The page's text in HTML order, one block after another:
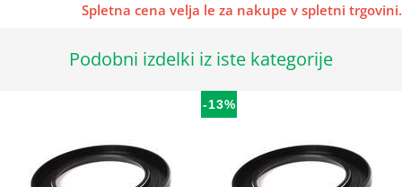
Spletna cena velja le za nakupe v spletni trgovini.
Podobni izdelki iz iste kategorije
-13%